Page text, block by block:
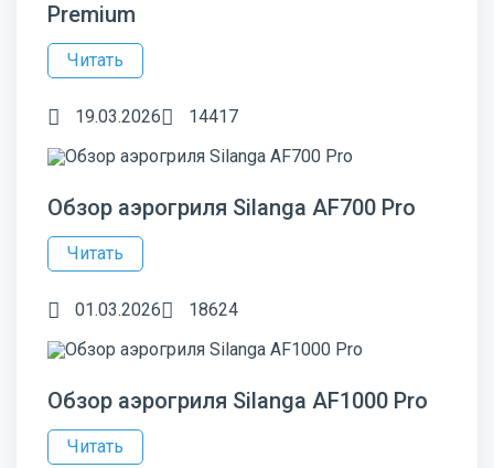
Premium
Читать
19.03.2026 14417
Обзор аэрогриля Silanga AF700 Pro
Читать
01.03.2026 18624
Обзор аэрогриля Silanga AF1000 Pro
Читать